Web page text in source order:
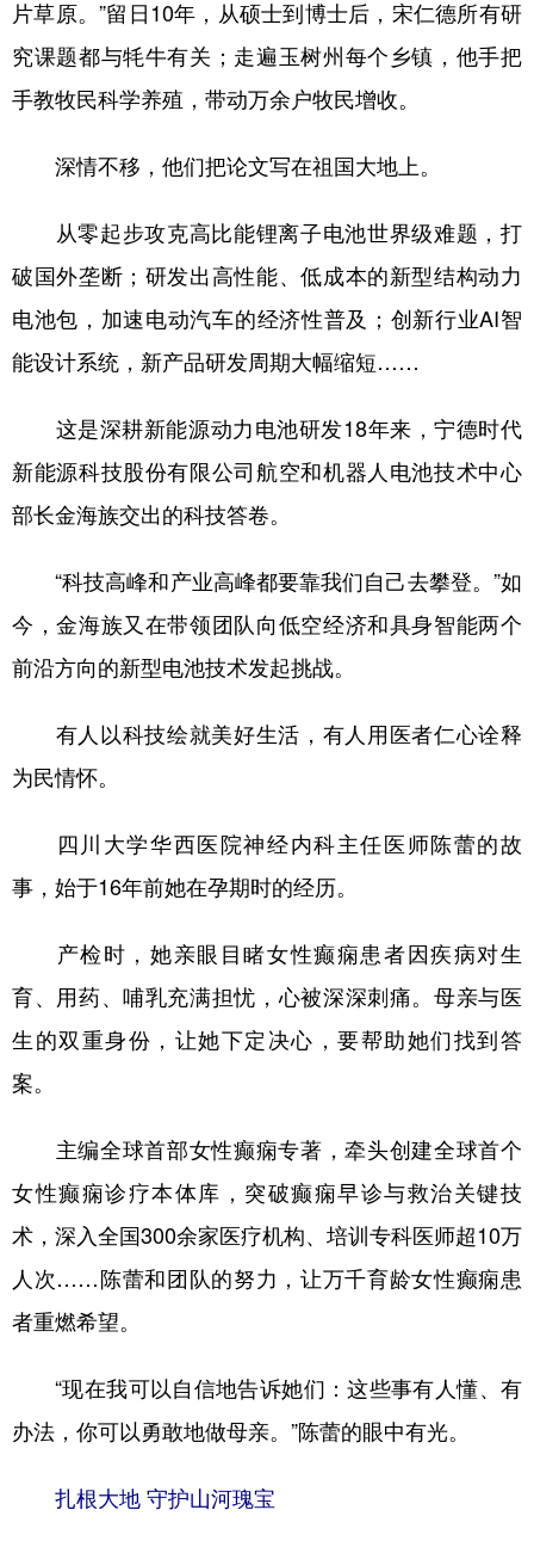
片草原。”留日10年，从硕士到博士后，宋仁德所有研
究课题都与牦牛有关；走遍玉树州每个乡镇，他手把
手教牧民科学养殖，带动万余户牧民增收。
深情不移，他们把论文写在祖国大地上。
从零起步攻克高比能锂离子电池世界级难题，打
破国外垄断；研发出高性能、低成本的新型结构动力
电池包，加速电动汽车的经济性普及；创新行业AI智
能设计系统，新产品研发周期大幅缩短……
这是深耕新能源动力电池研发18年来，宁德时代
新能源科技股份有限公司航空和机器人电池技术中心
部长金海族交出的科技答卷。
“科技高峰和产业高峰都要靠我们自己去攀登。”如
今，金海族又在带领团队向低空经济和具身智能两个
前沿方向的新型电池技术发起挑战。
有人以科技绘就美好生活，有人用医者仁心诠释
为民情怀。
四川大学华西医院神经内科主任医师陈蕾的故
事，始于16年前她在孕期时的经历。
产检时，她亲眼目睹女性癫痫患者因疾病对生
育、用药、哺乳充满担忧，心被深深刺痛。母亲与医
生的双重身份，让她下定决心，要帮助她们找到答
案。
主编全球首部女性癫痫专著，牵头创建全球首个
女性癫痫诊疗本体库，突破癫痫早诊与救治关键技
术，深入全国300余家医疗机构、培训专科医师超10万
人次……陈蕾和团队的努力，让万千育龄女性癫痫患
者重燃希望。
“现在我可以自信地告诉她们：这些事有人懂、有
办法，你可以勇敢地做母亲。”陈蕾的眼中有光。
扎根大地 守护山河瑰宝